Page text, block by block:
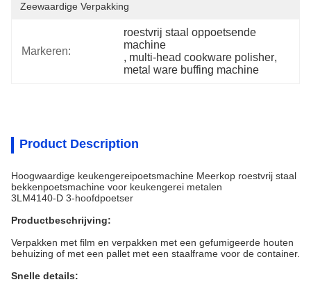
Zeewaardige Verpakking
Markeren:
roestvrij staal oppoetsende
machine
, multi-head cookware polisher,
metal ware buffing machine
Product Description
Hoogwaardige keukengereipoetsmachine Meerkop roestvrij staal
bekkenpoetsmachine voor keukengerei metalen
3LM4140-D 3-hoofdpoetser
Productbeschrijving:
Verpakken met film en verpakken met een gefumigeerde houten
behuizing of met een pallet met een staalframe voor de container.
Snelle details: